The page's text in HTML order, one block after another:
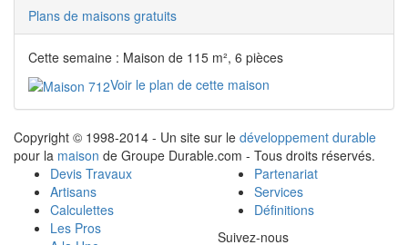
Plans de maisons gratuits
Cette semaine : Maison de 115 m², 6 pièces
Voir le plan de cette maison
Copyright © 1998-2014 - Un site sur le développement durable
pour la maison de Groupe Durable.com - Tous droits réservés.
Devis Travaux
Artisans
Calculettes
Les Pros
Partenariat
Services
Définitions
Suivez-nous